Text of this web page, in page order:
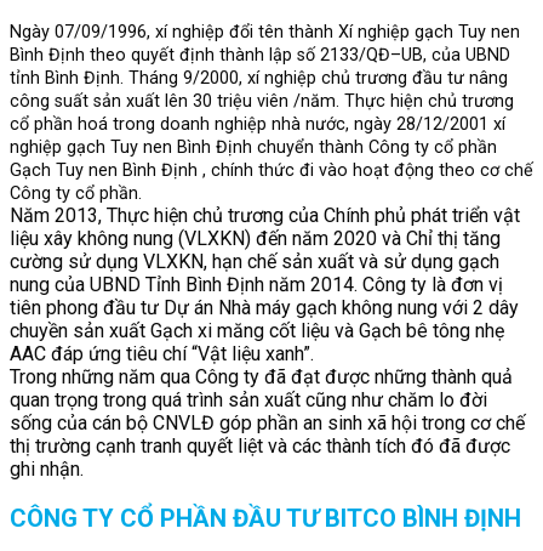
Ngày 07/09/1996, xí nghiệp đổi tên thành Xí nghiệp gạch Tuy nen
Bình Định theo quyết định thành lập số 2133/QĐ–UB, của UBND
tỉnh Bình Định. Tháng 9/2000, xí nghiệp chủ trương đầu tư nâng
công suất sản xuất lên 30 triệu viên /năm. Thực hiện chủ trương
cổ phần hoá trong doanh nghiệp nhà nước, ngày 28/12/2001 xí
nghiệp gạch Tuy nen Bình Định chuyển thành Công ty cổ phần
Gạch Tuy nen Bình Định , chính thức đi vào hoạt động theo cơ chế
Công ty cổ phần.
Năm 2013, Thực hiện chủ trương của Chính phủ phát triển vật
liệu xây không nung (VLXKN) đến năm 2020 và Chỉ thị tăng
cường sử dụng VLXKN, hạn chế sản xuất và sử dụng gạch
nung của UBND Tỉnh Bình Định năm 2014. Công ty là đơn vị
tiên phong đầu tư Dự án Nhà máy gạch không nung với 2 dây
chuyền sản xuất Gạch xi măng cốt liệu và Gạch bê tông nhẹ
AAC đáp ứng tiêu chí “Vật liệu xanh”.
Trong những năm qua Công ty đã đạt được những thành quả
quan trọng trong quá trình sản xuất cũng như chăm lo đời
sống của cán bộ CNVLĐ góp phần an sinh xã hội trong cơ chế
thị trường cạnh tranh quyết liệt và các thành tích đó đã được
ghi nhận.
CÔNG TY CỔ PHẦN ĐẦU TƯ BITCO BÌNH ĐỊNH